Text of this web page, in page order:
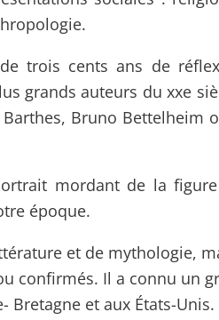
trois cents ans de
grands auteurs du xxe
Bruno Bettelheim
mordant de la
époque.
et de mythologie,
confirmés. Il a connu un
Bretagne et aux États-Unis.